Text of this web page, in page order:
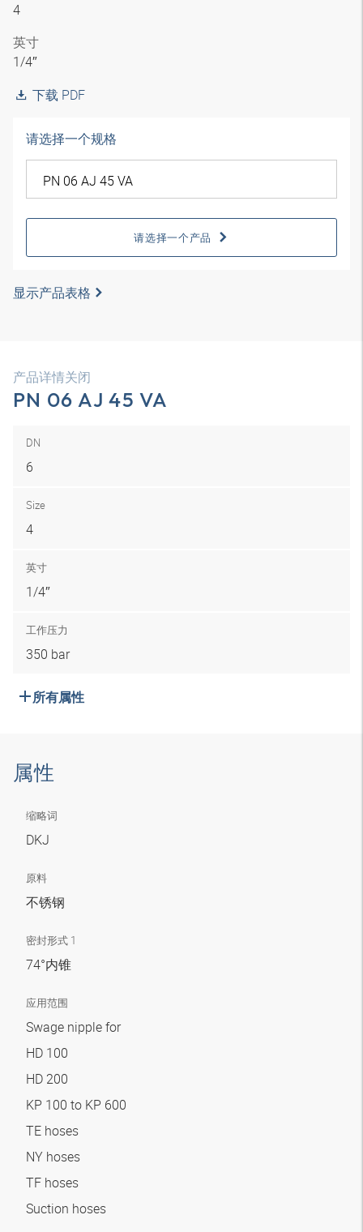
4
英寸
1/4″
下载 PDF
请选择一个规格
请选择一个产品
显示产品表格
产品详情关闭
PN 06 AJ 45 VA
DN
6
Size
4
英寸
1/4″
工作压力
350 bar
所有属性
属性
缩略词
DKJ
原料
不锈钢
密封形式 1
74°内锥
应用范围
Swage nipple for
HD 100
HD 200
KP 100 to KP 600
TE hoses
NY hoses
TF hoses
Suction hoses